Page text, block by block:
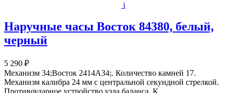
i
Наручные часы Восток 84380, белый,
черный
5 290 ₽
Механизм 34;Восток 2414А34;. Количество камней 17.
Механизм калибра 24 мм с центральной секундной стрелкой.
Противоударное устройство узла баланса. К